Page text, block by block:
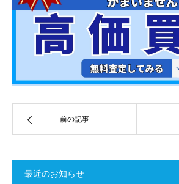
前の記事
最近のお知らせ